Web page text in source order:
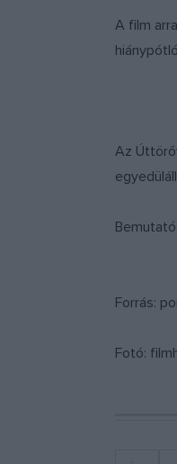
A film
Az
Bemutató
Forrás:
Fotó: